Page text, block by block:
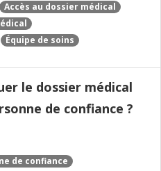
Accès au dossier médical
Équipe de soins
le dossier médical
de confiance ?
de confiance